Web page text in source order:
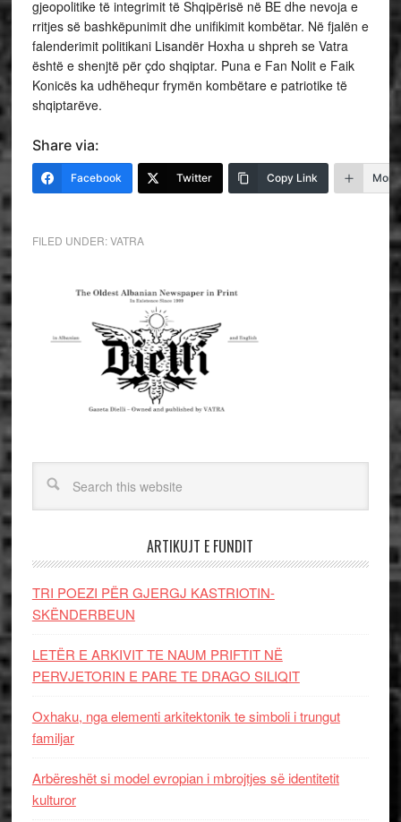
gjeopolitike të integrimit të Shqipërisë në BE dhe nevoja e
rritjes së bashkëpunimit dhe unifikimit kombëtar. Në fjalën e
falenderimit politikani Lisandër Hoxha u shpreh se Vatra
është e shenjtë për çdo shqiptar. Puna e Fan Nolit e Faik
Konicës ka udhëhequr frymën kombëtare e patriotike të
shqiptarëve.
Share via:
Facebook Twitter Copy Link More
FILED UNDER:VATRA
ARTIKUJT E FUNDIT
TRI POEZI PËR GJERGJ KASTRIOTIN-
SKËNDERBEUN
LETËR E ARKIVIT TE NAUM PRIFTIT NË
PERVJETORIN E PARE TE DRAGO SILIQIT
Oxhaku, nga elementi arkitektonik te simboli i trungut
familjar
Arbëreshët si model evropian i mbrojtjes së identitetit
kulturor